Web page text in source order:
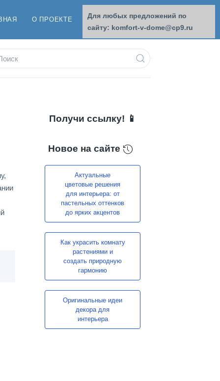
О ПРОЕКТЕ ОБРАТНАЯ СВЯЗЬ
Получи ссылку! 📱
Новое на сайте
Актуальные
цветовые решения
для интерьера: от
пастельных оттенков
до ярких акцентов
Как украсить комнату
растениями и
создать природную
гармонию
Оригинальные идеи
декора для
интерьера
Для любых предложений по
сайту: komfort-v-dome@cp9.ru